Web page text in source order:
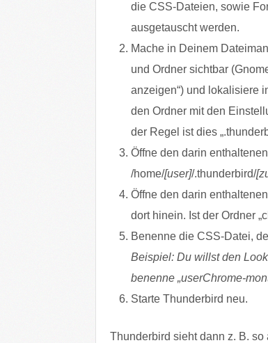
die CSS-Dateien, sowie
ausgetauscht werden.
Mache in Deinem
und Ordner sichtbar
anzeigen“) und lokalisiere
den Ordner mit den
der Regel ist dies
Öffne den darin
/home/[user]/.thunderbird/
Öffne den darin
dort hinein. Ist der Ordner
Benenne die CSS-Datei,
Beispiel: Du willst den
benenne „userChrome-
Starte Thunderbird neu.
Thunderbird sieht dann z. B. so